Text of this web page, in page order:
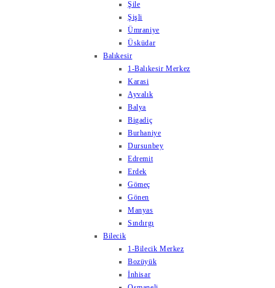
Şile
Şişli
Ümraniye
Üsküdar
Balıkesir
1-Balıkesir Merkez
Karasi
Ayvalık
Balya
Bigadiç
Burhaniye
Dursunbey
Edremit
Erdek
Gömeç
Gönen
Manyas
Sındırgı
Bilecik
1-Bilecik Merkez
Bozüyük
İnhisar